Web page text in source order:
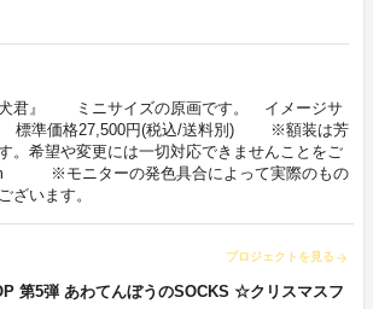
犬君』 ミニサイズの原画です。 イメージサ
標準価格27,500円(税込/送料別) ※額装は芳
。希望や変更には一切対応できませんことをご
※モニターの発色具合によって実際のもの
ざいます。
プロジェクトを見る arrow_forward
弾 あわてんぼうのSOCKS ☆クリスマスフ